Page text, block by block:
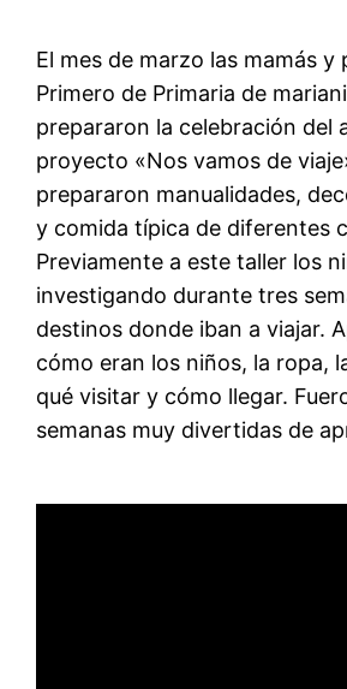
El mes de marzo las mamás y
Primero de Primaria de
prepararon la celebración del
proyecto «Nos vamos de
prepararon manualidades,
y comida típica de diferentes
Previamente a este taller los
investigando durante tres
destinos donde iban a viajar.
cómo eran los niños, la ropa,
qué visitar y cómo llegar.
semanas muy divertidas de